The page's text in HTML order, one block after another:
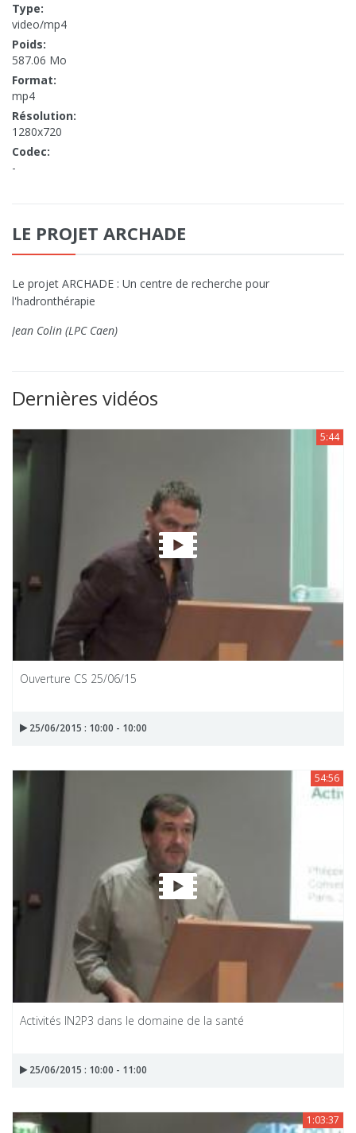
Type:
video/mp4
Poids:
587.06 Mo
Format:
mp4
Résolution:
1280x720
Codec:
-
LE PROJET ARCHADE
Le projet ARCHADE : Un centre de recherche pour
l'hadronthérapie
Jean Colin (LPC Caen)
Dernières vidéos
5:44
Ouverture CS 25/06/15
25/06/2015 : 10:00 - 10:00
54:56
Activités IN2P3 dans le domaine de la santé
25/06/2015 : 10:00 - 11:00
1:03:37